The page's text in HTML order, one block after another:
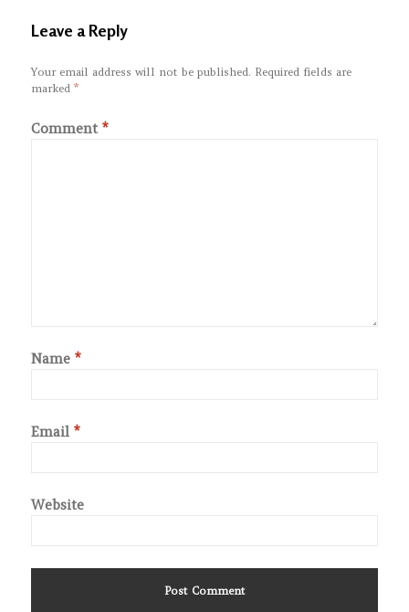
Leave a Reply
Your email address will not be published. Required fields are
marked*
Comment*
Name*
Email*
Website